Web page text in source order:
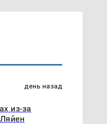
день назад
из-за